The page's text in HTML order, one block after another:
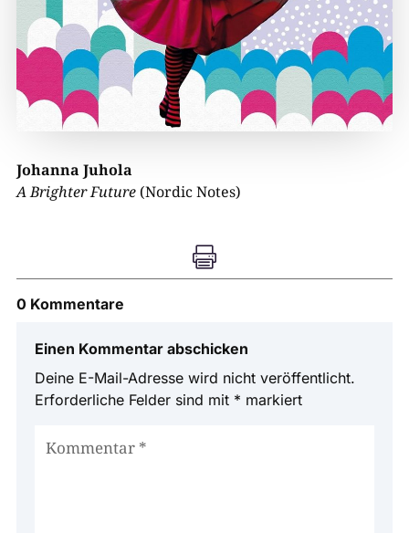
Johanna Juhola
A Brighter Future(Nordic Notes)

0 Kommentare
Einen Kommentar abschicken
Deine E-Mail-Adresse wird nicht veröffentlicht.
Erforderliche Felder sind mit * markiert